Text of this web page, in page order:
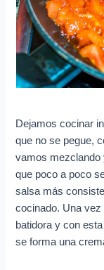
Dejamos cocinar
que no se pegue,
vamos mezclando
que poco a poco
salsa más
cocinado. Una vez
batidora y con
se forma una